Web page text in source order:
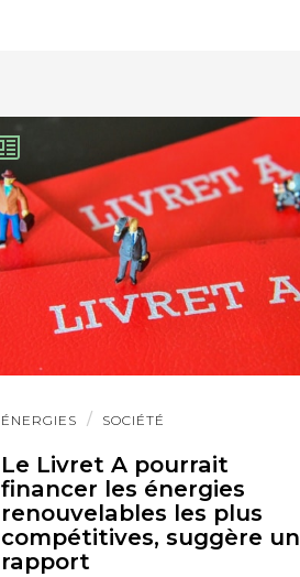
ÉNERGIES SOCIÉTÉ
Le Livret A pourrait
financer les énergies
renouvelables les plus
compétitives, suggère un
rapport
Lire